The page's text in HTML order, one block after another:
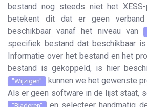
bestand nog steeds niet het XESS-
betekent dit dat er geen
beschikbaar vanaf het niveau van
specifiek bestand dat beschikbaar
Informatie over het bestand en het
bestand is gekoppeld, is hier
"Wijzigen"
kunnen we het gewenste
Als er geen software in de lijst staat,